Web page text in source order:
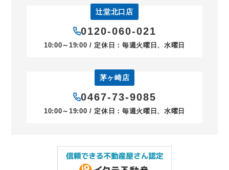
辻堂北口店
0120-060-021
10:00～19:00 / 定休日：毎週火曜日、水曜日
茅ヶ崎店
0467-73-9085
10:00～19:00 / 定休日：毎週火曜日、水曜日